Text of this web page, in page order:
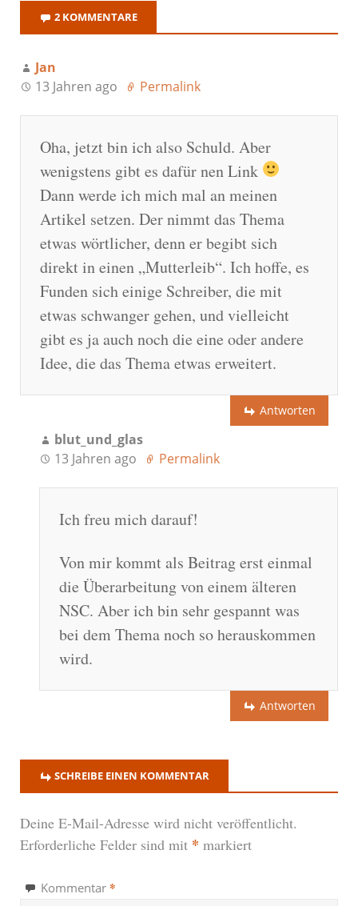
2 KOMMENTARE
Jan
13 Jahren ago
Permalink
Oha, jetzt bin ich also Schuld. Aber
wenigstens gibt es dafür nen Link
Dann werde ich mich mal an meinen
Artikel setzen. Der nimmt das Thema
etwas wörtlicher, denn er begibt sich
direkt in einen „Mutterleib“. Ich hoffe, es
Funden sich einige Schreiber, die mit
etwas schwanger gehen, und vielleicht
gibt es ja auch noch die eine oder andere
Idee, die das Thema etwas erweitert.
Antworten
blut_und_glas
13 Jahren ago
Permalink
Ich freu mich darauf!
Von mir kommt als Beitrag erst einmal
die Überarbeitung von einem älteren
NSC. Aber ich bin sehr gespannt was
bei dem Thema noch so herauskommen
wird.
Antworten
SCHREIBE EINEN KOMMENTAR
Deine E-Mail-Adresse wird nicht veröffentlicht.
Erforderliche Felder sind mit * markiert
Kommentar *